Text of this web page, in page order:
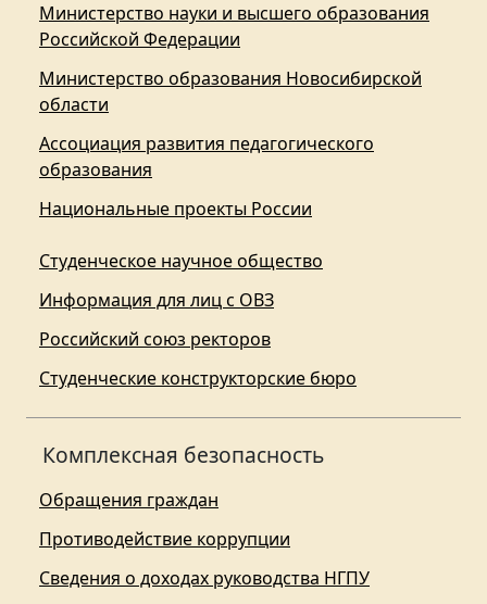
Министерство науки и высшего образования
Российской Федерации
Министерство образования Новосибирской
области
Ассоциация развития педагогического
образования
Национальные проекты России
Студенческое научное общество
Информация для лиц с ОВЗ
Российский союз ректоров
Студенческие конструкторские бюро
Комплексная безопасность
Обращения граждан
Противодействие коррупции
Сведения о доходах руководства НГПУ